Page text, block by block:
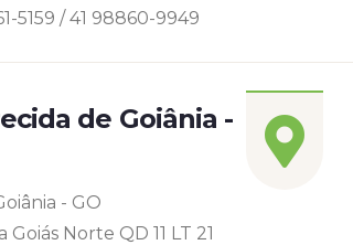
5159 / 41 98860-9949
de Goiânia -
- GO
Goiás Norte QD 11 LT 21